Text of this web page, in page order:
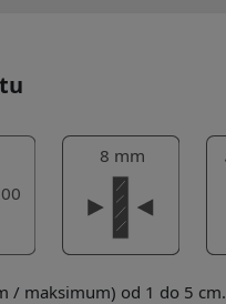
/ maksimum) od 1 do 5 cm.